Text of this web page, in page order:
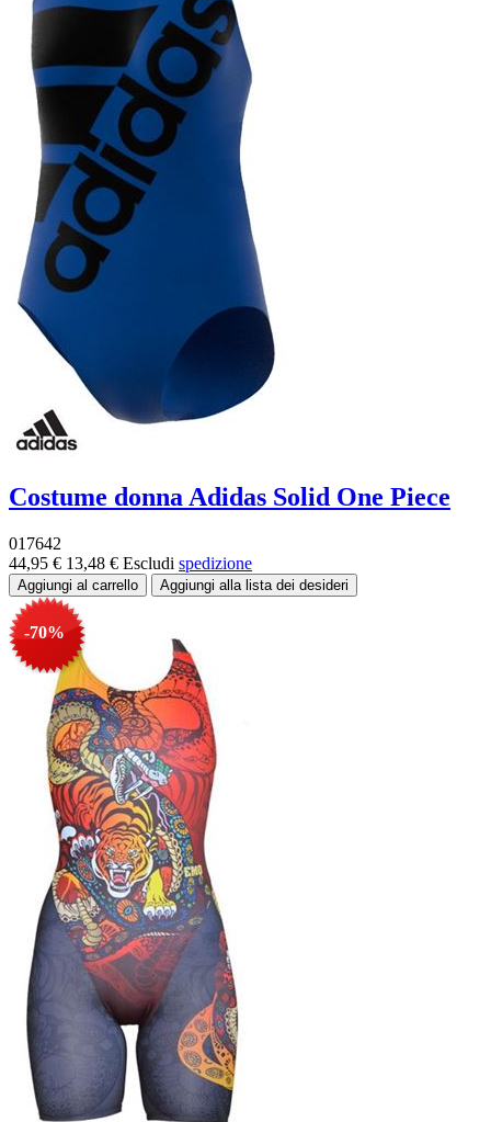
Costume donna Adidas Solid One Piece
017642
44,95 € 13,48 € Escludi spedizione
-70%